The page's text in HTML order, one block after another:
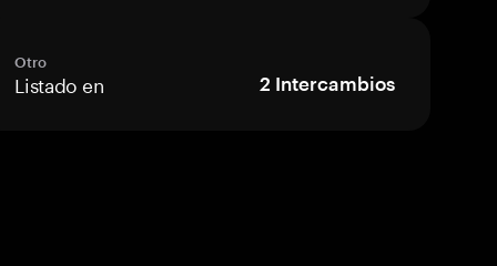
Otro
Listado en 2 Intercambios